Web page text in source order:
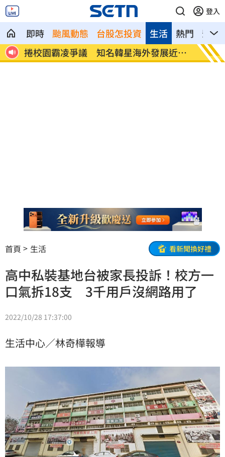
登入
即時 颱風動態 台股怎投資 熱門 影音
生活
況
鄭麗文脫口稱「台灣從來也不是一個國
家」
身價
做
首頁 生活 看新聞換好禮
高中私裝基地台被家長投訴！校方一
口氣拆18支 3千用戶沒網路用了
2022/10/28 17:37:00
生活中心／林奇樺報導